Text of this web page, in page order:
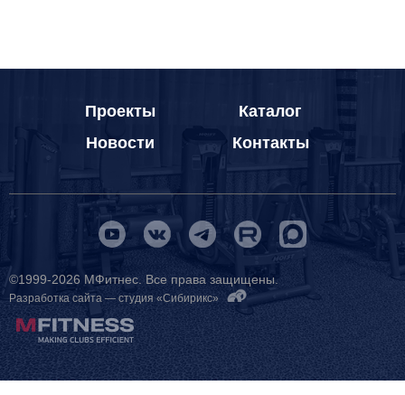
Проекты
Каталог
Новости
Контакты
©1999-2026 МФитнес. Все права защищены.
Разработка сайта — студия «Сибирикс»